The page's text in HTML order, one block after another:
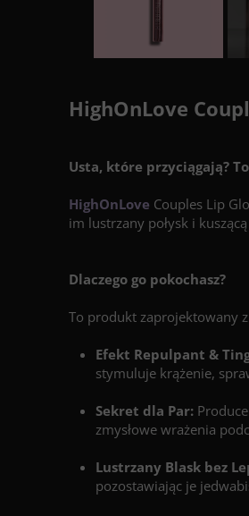
HighOnLove
Usta, które przyciągają?
HighOnLove Couples Lip
im lustrzany połysk i kuszącą
Dlaczego go pokochasz?
To produkt zaprojektowany
Efekt Repulpant &
stymuluje krążenie,
Sekret dla Par:
zmysłowe wrażenia
Lustrzany Blask bez
pozostawiając je